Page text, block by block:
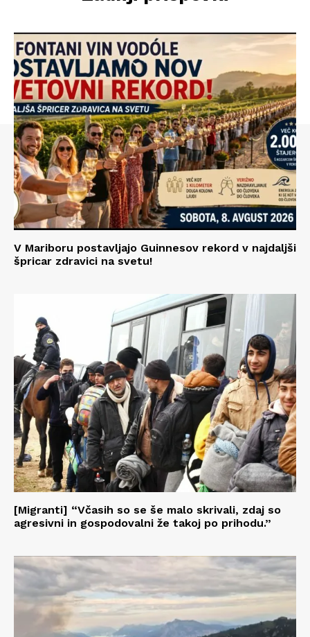
V Mariboru postavljajo Guinnesov rekord v najdaljši
špricar zdravici na svetu!
[Migranti] “Včasih so se še malo skrivali, zdaj so
agresivni in gospodovalni že takoj po prihodu.”